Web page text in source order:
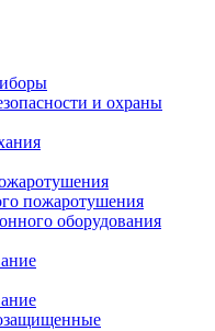
и охраны
пожаротушения
оборудования